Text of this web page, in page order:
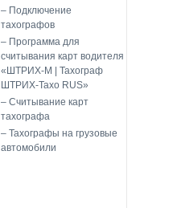
Подключение
тахографов
Программа для
считывания карт водителя
«ШТРИХ-М | Тахограф
ШТРИХ-Тахо RUS»
Считывание карт
тахографа
Тахографы на грузовые
автомобили